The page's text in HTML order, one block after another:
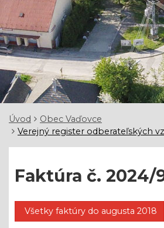
Úvod
Obec Vaďovce
Verejný register odberateľských
Faktúra č. 2024/
Všetky faktúry do augusta 2018